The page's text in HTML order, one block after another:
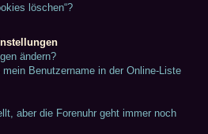
löschen“?
ändern?
Benutzername in der Online-Liste
aber die Forenuhr geht immer noch